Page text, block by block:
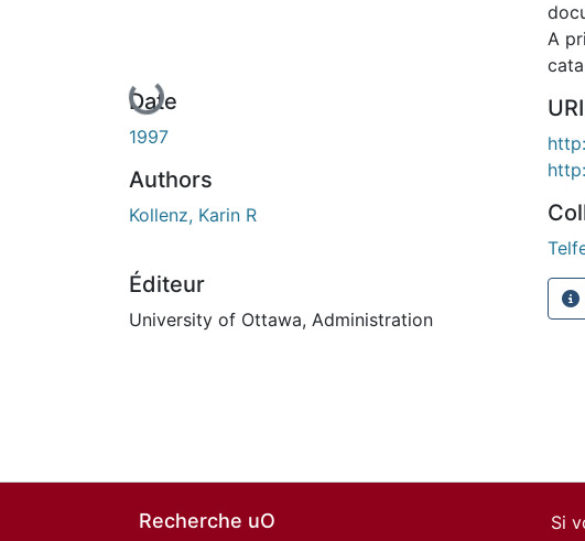
En cours de chargement...
Date
1997
Authors
Kollenz, Karin R
Éditeur
University of Ottawa, Administration
A
URI
Recherche uO
Si